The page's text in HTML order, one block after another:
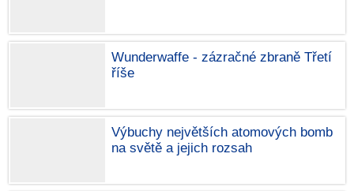
Wunderwaffe - zázračné zbraně Třetí
říše
Výbuchy největších atomových bomb
na světě a jejich rozsah